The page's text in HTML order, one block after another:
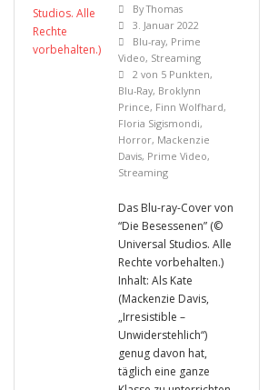
ByThomas
3. Januar 2022
Blu-ray, Prime
Video, Streaming
2 von 5 Punkten,
Blu-Ray, Broklynn
Prince, Finn Wolfhard,
Floria Sigismondi,
Horror, Mackenzie
Davis, Prime Video,
Streaming
Das Blu-ray-Cover von
“Die Besessenen” (©
Universal Studios. Alle
Rechte vorbehalten.)
Inhalt: Als Kate
(Mackenzie Davis,
„Irresistible –
Unwiderstehlich“)
genug davon hat,
täglich eine ganze